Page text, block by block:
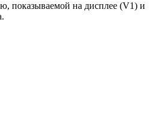
показываемой на дисплее (V1) и